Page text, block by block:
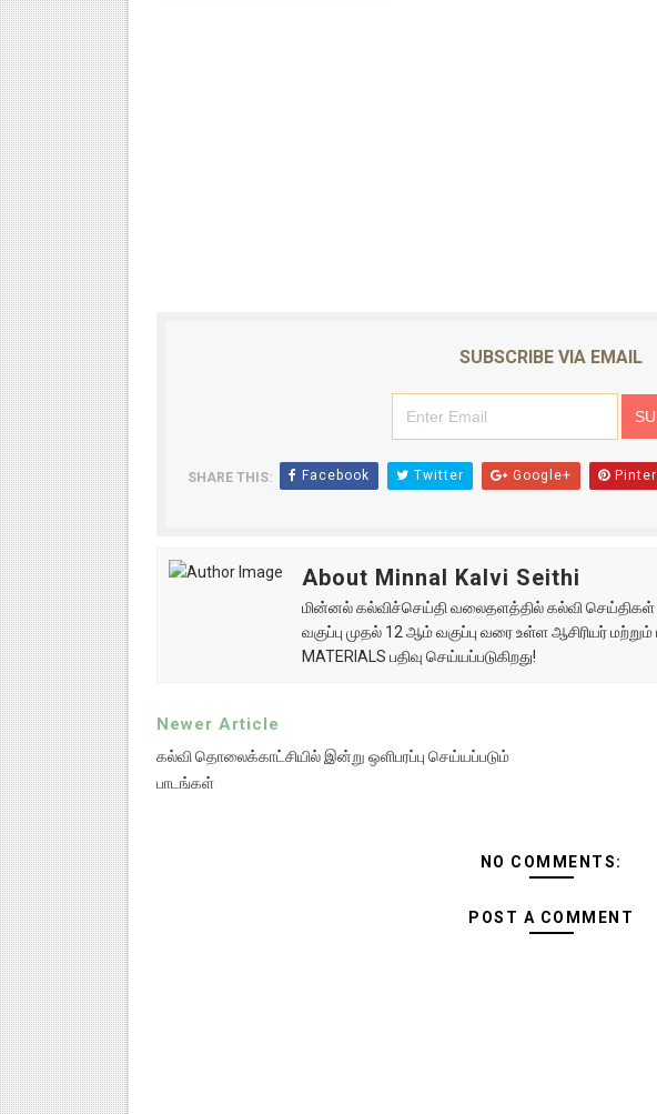
SUBSCRIBE VIA EMAIL
SHARE THIS: Facebook Twitter Google+
About Minnal Kalvi Seithi
மின்னல் கல்விச்செய்தி வலைதளத்தில் கல்வி செய்திகள்
வகுப்பு முதல் 12 ஆம் வகுப்பு வரை உள்ள ஆசிரியர்
MATERIALS பதிவு செய்யப்படுகிறது!
Newer Article
கல்வி தொலைக்காட்சியில் இன்று ஒளிபரப்பு செய்யப்படும்
பாடங்கள்
NO COMMENTS:
POST A COMMENT